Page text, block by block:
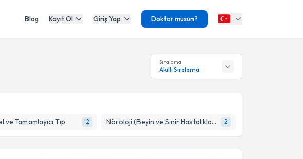
Blog Kayıt Ol Giriş Yap Doktor musun?
Sıralama
Akıllı Sıralama
ve Tamamlayıcı Tıp 2 Nöroloji (Beyin ve Sinir Hastalıkları) 2